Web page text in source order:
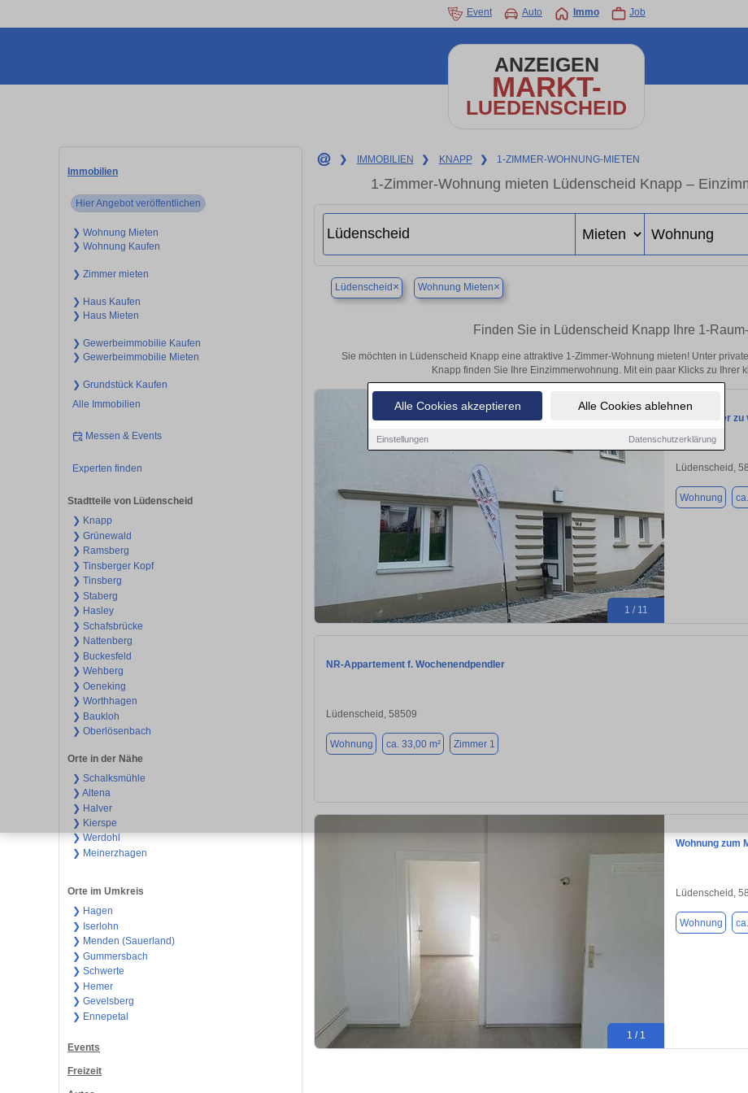
Alle Cookies akzeptieren Alle Cookies ablehnen
Einstellungen Datenschutzerklärung
Event Auto Immo Job
ANZEIGEN
MARKT-
LUEDENSCHEID
Immobilien
Hier Angebot veröffentlichen
❯ Wohnung Mieten
❯ Wohnung Kaufen
❯ Zimmer mieten
❯ Haus Kaufen
❯ Haus Mieten
❯ Gewerbeimmobilie Kaufen
❯ Gewerbeimmobilie Mieten
❯ Grundstück Kaufen
Alle Immobilien
Messen & Events
Experten finden
Stadtteile von Lüdenscheid
❯ Knapp
❯ Grünewald
❯ Ramsberg
❯ Tinsberger Kopf
❯ Tinsberg
❯ Staberg
❯ Hasley
❯ Schafsbrücke
❯ Nattenberg
❯ Buckesfeld
❯ Wehberg
❯ Oeneking
❯ Worthhagen
❯ Baukloh
❯ Oberlösenbach
Orte in der Nähe
❯ Schalksmühle
❯ Altena
❯ Halver
❯ Kierspe
❯ Werdohl
❯ Meinerzhagen
Orte im Umkreis
❯ Hagen
❯ Iserlohn
❯ Menden (Sauerland)
❯ Gummersbach
❯ Schwerte
❯ Hemer
❯ Gevelsberg
❯ Ennepetal
Events
Freizeit
❯ IMMOBILIEN ❯ KNAPP ❯ 1-ZIMMER-WOHNUNG-MIETEN
1-Zimmer-Wohnung mieten Lüdenscheid Knapp –
Lüdenscheid × Wohnung Mieten×
Finden Sie in Lüdenscheid Knapp Ihre 1-
Sie möchten in Lüdenscheid Knapp eine attraktive 1-Zimmer-Wohnung mieten! Unter
Knapp finden Sie Ihre Einzimmerwohnung. Mit ein paar Klicks zu Ihrer
1 / 11
WG-Zimmer
Lüdenscheid,
Wohnung
NR-Appartement f. Wochenendpendler
Lüdenscheid, 58509
Wohnung ca. 33,00 m² Zimmer 1
1 / 1
Wohnung zum
Lüdenscheid,
Wohnung